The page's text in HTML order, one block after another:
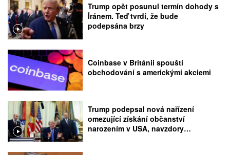
Trump opět posunul termín dohody s
Íránem. Teď tvrdí, že bude
podepsána brzy
Coinbase v Británii spouští
obchodování s americkými akciemi
Trump podepsal nová nařízení
omezující získání občanství
narozením v USA, navzdory